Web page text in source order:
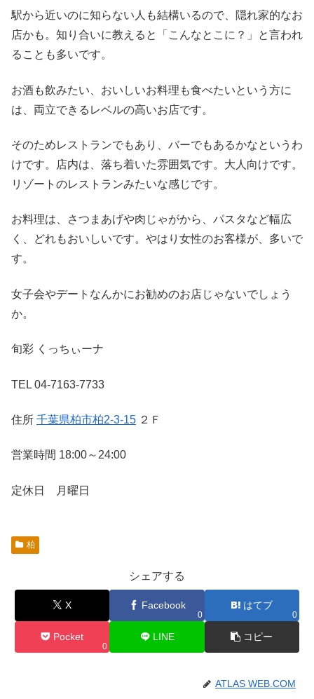
駅から近いのに知らない人も結構いるので、隠れ家的なお
店かも。知り合いに教えると「こんなとこに？」と言われ
ることも多いです。
お酒も飲みたい、おいしいお料理も食べたいという方に
は、両立できるレベルの高いお店です。
そのためレストランでもあり、バーでもあるかなというわ
けです。店内は、落ち着いた雰囲気です。大人向けです。
リゾートのレストランみたいな感じです。
お料理は、さつまあげや肉じゃがから、パスタなど幅広
く、どれもおいしいです。やはり女性のお客様が、多いで
す。
女子会やデートなんかにお勧めのお店じゃないでしょう
か。
旬彩 くっちぃーナ
TEL 04-7163-7733
住所 千葉県柏市柏2-3-15 ２Ｆ
営業時間 18:00～24:00
定休日 月曜日
柏
シェアする
X Facebook
0
はてブ
0
Pocket
0
LINE コピー
ATLAS WEB.COM